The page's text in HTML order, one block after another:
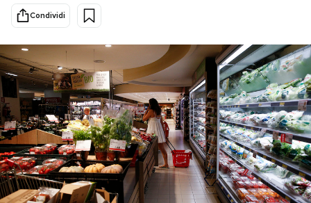
Sport
PODCAST
NEWSLETTER
I MIEI PREFERITI
Condividi